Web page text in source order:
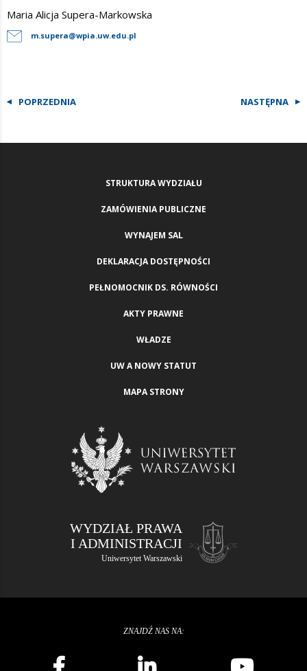
Maria Alicja Supera-Markowska
m.supera@wpia.uw.edu.pl
POPRZEDNIA NASTĘPNA
STRUKTURA WYDZIAŁU
ZAMÓWIENIA PUBLICZNE
WYNAJEM SAL
DEKLARACJA DOSTĘPNOŚCI
PEŁNOMOCNIK DS. RÓWNOŚCI
AKTY PRAWNE
WŁADZE
UW A NOWY STATUT
MAPA STRONY
WYDZIAŁ PRAWA
I ADMINISTRACJI
Uniwersytet Warszawski
ZNAJDŹ NAS NA: